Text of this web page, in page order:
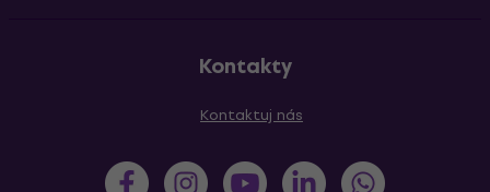
Kontakty
Kontaktuj nás